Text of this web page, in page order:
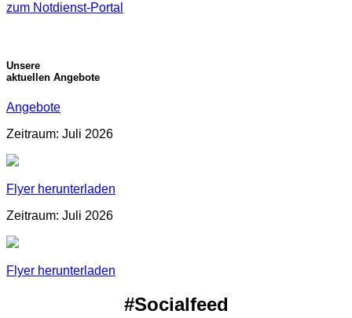
zum Notdienst-Portal
Unsere
aktuellen Angebote
Angebote
Zeitraum: Juli 2026
Flyer herunterladen
Zeitraum: Juli 2026
Flyer herunterladen
#Socialfeed